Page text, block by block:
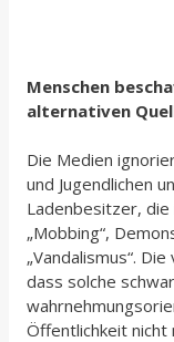
Menschen
alternativen
Die Medien
und Jugendlichen
Ladenbesitzer, die
„Mobbing“,
„Vandalismus“.
dass solche
Öffentlichkeit nicht